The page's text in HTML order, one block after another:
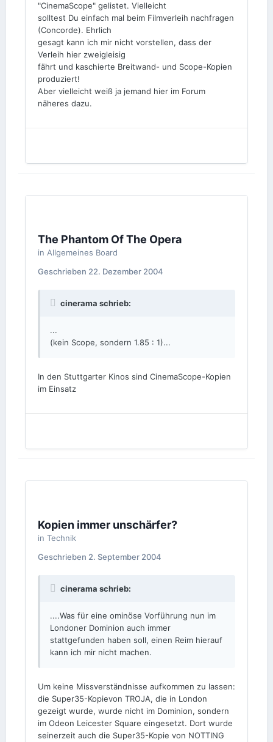
"CinemaScope" gelistet. Vielleicht
solltest Du einfach mal beim Filmverleih nachfragen
(Concorde). Ehrlich
gesagt kann ich mir nicht vorstellen, dass der
Verleih hier zweigleisig
fährt und kaschierte Breitwand- und Scope-Kopien
produziert!
Aber vielleicht weiß ja jemand hier im Forum
näheres dazu.
The Phantom Of The Opera
in Allgemeines Board
Geschrieben 22. Dezember 2004
cinerama schrieb:
...
(kein Scope, sondern 1.85 : 1)...
In den Stuttgarter Kinos sind CinemaScope-Kopien
im Einsatz
Kopien immer unschärfer?
in Technik
Geschrieben 2. September 2004
cinerama schrieb:
....Was für eine ominöse Vorführung nun im
Londoner Dominion auch immer
stattgefunden haben soll, einen Reim hierauf
kann ich mir nicht machen.
Um keine Missverständnisse aufkommen zu lassen:
die Super35-Kopievon TROJA, die in London
gezeigt wurde, wurde nicht im Dominion, sondern
im Odeon Leicester Square eingesetzt. Dort wurde
seinerzeit auch die Super35-Kopie von NOTTING